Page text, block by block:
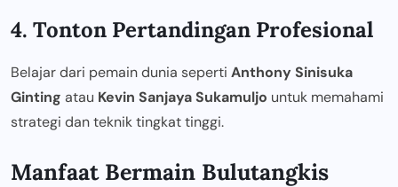
4. Tonton Pertandingan Profesional
Belajar dari pemain dunia seperti Anthony Sinisuka
Ginting atau Kevin Sanjaya Sukamuljo untuk memahami
strategi dan teknik tingkat tinggi.
Manfaat Bermain Bulutangkis